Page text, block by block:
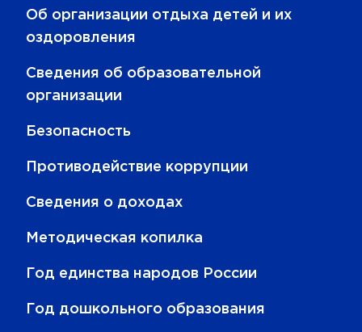
Об организации отдыха детей и их
оздоровления
Сведения об образовательной
организации
Безопасность
Противодействие коррупции
Сведения о доходах
Методическая копилка
Год единства народов России
Год дошкольного образования